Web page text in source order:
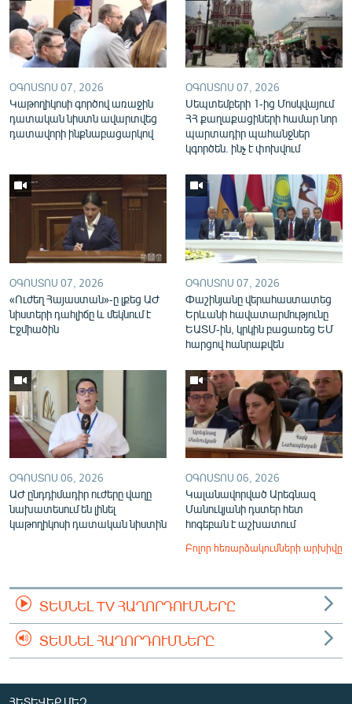
English
Русский
ՀԵՏԵՎԵՔ ՄԵԶ
«Ազատության» բոլոր կայքերը
ՕԳՈՍՏՈՍ 07, 2026
Կաթողիկոսի գործով առաջին
դատական նիստն ավարտվեց
դատավորի ինքնաբացարկով
ՕԳՈՍՏՈՍ 07, 2026
Սեպտեմբերի 1-ից Մոսկվայում
ՀՀ քաղաքացիների համար նոր
պարտադիր պահանջներ
կգործեն. ինչ է փոխվում
ՕԳՈՍՏՈՍ 07, 2026
«Ուժեղ Հայաստան»-ը լքեց ԱԺ
նիստերի դահլիճը և մեկնում է
Էջմիածին
ՕԳՈՍՏՈՍ 07, 2026
Փաշինյանը վերահաստատեց
Երևանի հավատարմությունը
ԵԱՏՄ-ին, կրկին բացառեց ԵՄ
հարցով հանրաքվեն
ՕԳՈՍՏՈՍ 06, 2026
ԱԺ ընդդիմադիր ուժերը վաղը
նախատեսում են լինել
կաթողիկոսի դատական նիստին
ՕԳՈՍՏՈՍ 06, 2026
Կալանավորված Արեգնազ
Մանուկյանի դստեր հետ
հոգեբան է աշխատում
Բոլոր հեռարձակումների արխիվը
ՏԵՍՆԵԼ TV ՀԱՂՈՐԴՈՒՄՆԵՐԸ
ՏԵՍՆԵԼ ՀԱՂՈՐԴՈՒՄՆԵՐԸ
ՀԵՏԵՎԵՔ ՄԵԶ